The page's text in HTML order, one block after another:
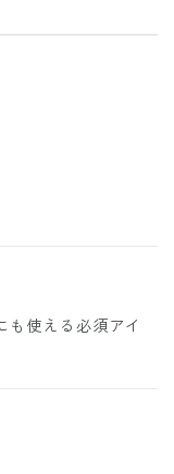
も使える必須アイ